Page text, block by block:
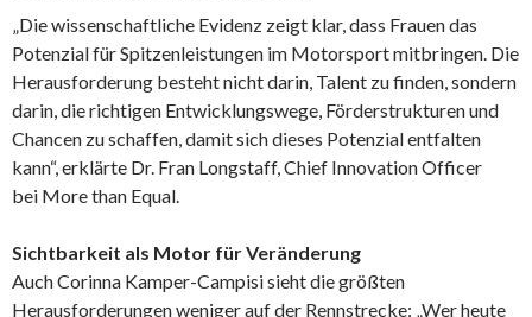
„Die wissenschaftliche Evidenz zeigt klar, dass Frauen das
Potenzial für Spitzenleistungen im Motorsport mitbringen. Die
Herausforderung besteht nicht darin, Talent zu finden, sondern
darin, die richtigen Entwicklungswege, Förderstrukturen und
Chancen zu schaffen, damit sich dieses Potenzial entfalten
kann“, erklärte Dr. Fran Longstaff, Chief Innovation Officer
bei More than Equal.
Sichtbarkeit als Motor für Veränderung
Auch Corinna Kamper-Campisi sieht die größten
Herausforderungen weniger auf der Rennstrecke: „Wer heute